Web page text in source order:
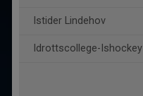
Istider Lindehov
Idrottscollege-Ishockey